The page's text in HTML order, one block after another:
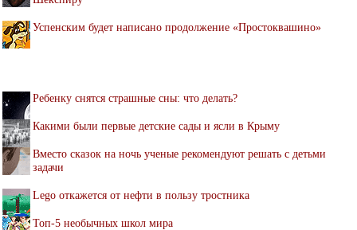
Успенским будет написано продолжение «Простоквашино»
Ребенку снятся страшные сны: что делать?
Какими были первые детские сады и ясли в Крыму
Вместо сказок на ночь ученые рекомендуют решать с детьми
задачи
Lego откажется от нефти в пользу тростника
Топ-5 необычных школ мира